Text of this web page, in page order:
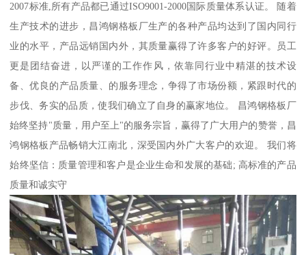
2007标准,所有产品都已通过ISO9001-2000国际质量体系认证。 随着
生产技术的进步，昌鸿钢格板厂生产的各种产品均达到了国内同行
业的水平，产品远销国内外，其质量赢得了许多客户的好评。员工
更是团结奋进，以严谨的工作作风，依靠同行业中精湛的技术设
备、优良的产品质量、的服务理念，争得了市场份额，紧跟时代的
步伐、务实的品质，使我们确立了自身的赢家地位。 昌鸿钢格板厂
始终坚持"质量，用户至上"的服务宗旨，赢得了广大用户的赞誉，昌
鸿钢格板产品畅销大江南北，深受国内外广大客户的欢迎。 我们将
始终坚信：质量管理和客户是企业生命和发展的基础; 高标准的产品
质量和诚实守